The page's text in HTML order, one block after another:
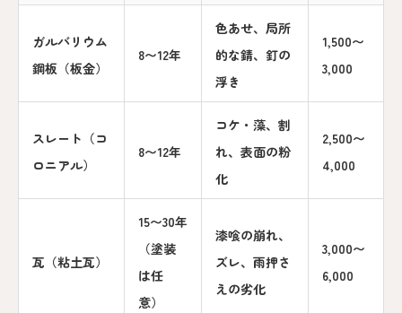
ガルバリウム
鋼板（板金）
8〜12年
色あせ、局所
的な錆、釘の
浮き
1,500〜
3,000
スレート（コ
ロニアル）
8〜12年
コケ・藻、割
れ、表面の粉
化
2,500〜
4,000
瓦（粘土瓦）
15〜30年
（塗装
は任
意）
漆喰の崩れ、
ズレ、雨押さ
えの劣化
3,000〜
6,000